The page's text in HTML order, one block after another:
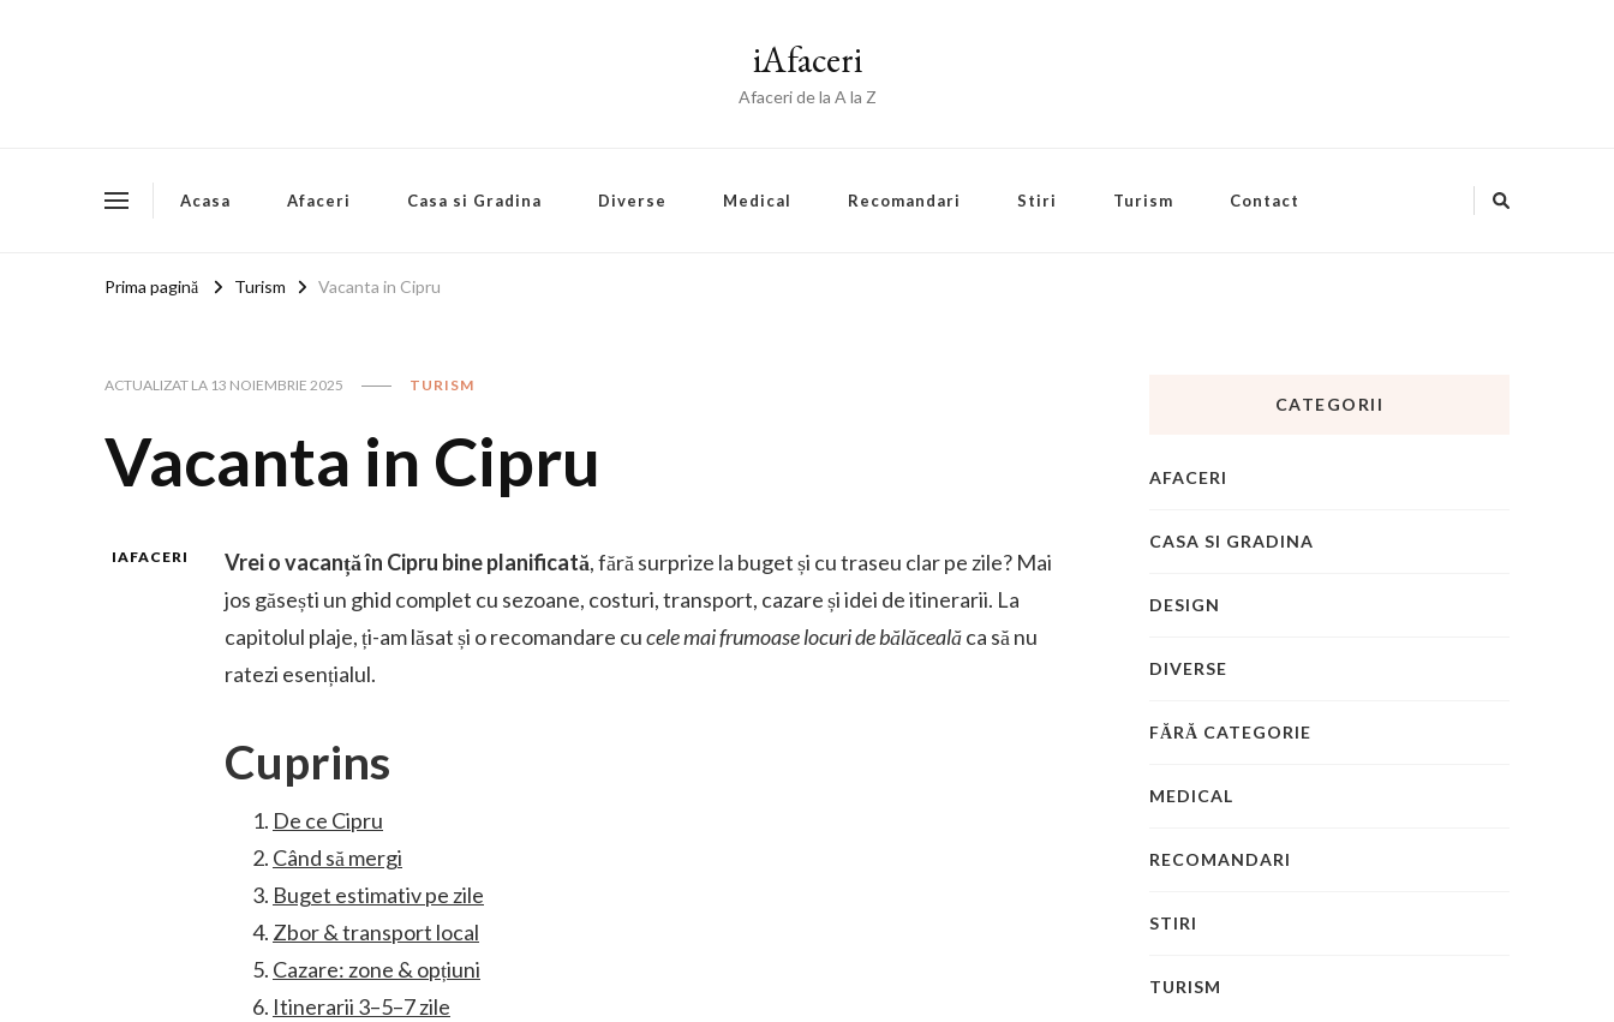
iAfaceri
Afaceri de la A la Z
Acasa Afaceri Casa si Gradina Diverse Medical Recomandari Stiri Turism Contact
Prima pagină Turism Vacanta in Cipru
ACTUALIZAT LA 13 NOIEMBRIE 2025 TURISM
Vacanta in Cipru
IAFACERI Vrei o vacanță în Cipru bine planificată, fără surprize la buget și cu traseu clar pe zile? Mai
jos găsești un ghid complet cu sezoane, costuri, transport, cazare și idei de itinerarii. La
capitolul plaje, ți-am lăsat și o recomandare cucele mai frumoase locuri de bălăcealăca să nu
ratezi esențialul.
Cuprins
De ce Cipru
Când să mergi
Buget estimativ pe zile
Zbor & transport local
Cazare: zone & opțiuni
Itinerarii 3–5–7 zile
CATEGORII
AFACERI
CASA SI GRADINA
DESIGN
DIVERSE
FĂRĂ CATEGORIE
MEDICAL
RECOMANDARI
STIRI
TURISM